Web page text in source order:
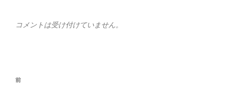
コメントは受け付けていません。
投
前
前